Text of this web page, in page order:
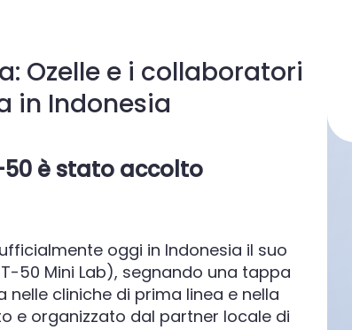
Ozelle e i collaboratori
in Indonesia
è stato accolto
oggi in Indonesia il suo
50 Mini Lab), segnando una tappa
cliniche di prima linea e nella
e organizzato dal partner locale di